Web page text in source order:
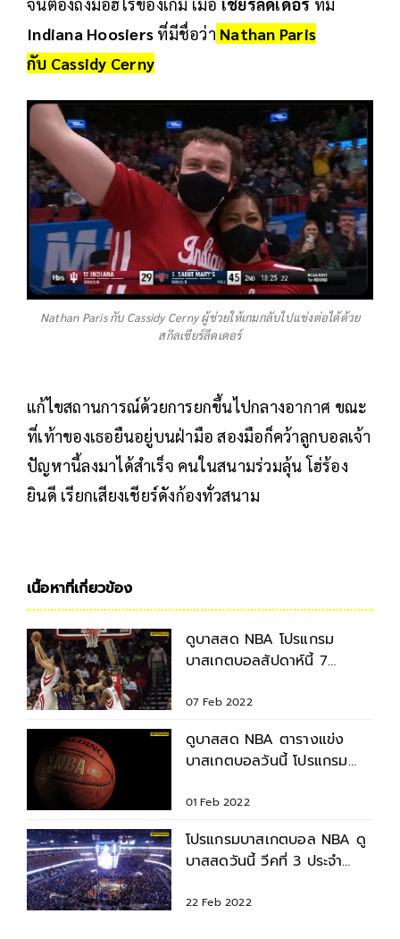
จนต้องถึงมือฮีโร่ของเกม เมื่อ เชียร์ลีดเดอร์ ทีม
Indiana Hoosiers ที่มีชื่อว่า Nathan Paris
กับ Cassidy Cerny
Nathan Paris กับ Cassidy Cerny ผู้ช่วยให้เกมกลับไปแข่งต่อได้ด้วย
สกิลเชียร์ลีดเดอร์
แก้ไขสถานการณ์ด้วยการยกขึ้นไปกลางอากาศ ขณะ
ที่เท้าของเธอยืนอยู่บนฝ่ามือ สองมือก็คว้าลูกบอลเจ้า
ปัญหานี้ลงมาได้สำเร็จ คนในสนามร่วมลุ้น โฮ่ร้อง
ยินดี เรียกเสียงเชียร์ดังก้องทั่วสนาม
เนื้อหาที่เกี่ยวข้อง
ดูบาสสด NBA โปรแกรม
บาสเกตบอลสัปดาห์นี้ 7
07 Feb 2022
ดูบาสสด NBA ตารางแข่ง
บาสเกตบอลวันนี้ โปรแกรม
01 Feb 2022
โปรแกรมบาสเกตบอล NBA ดู
บาสสดวันนี้ วีคที่ 3 ประจำ
22 Feb 2022